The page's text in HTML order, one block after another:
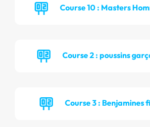
Course 10 : Masters
Course 2 : poussins
Course 3 : Benjamines